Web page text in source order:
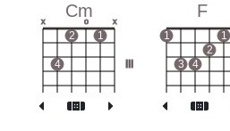
Cm
x
4
2
o
1
x
F
1
3 4
2
1